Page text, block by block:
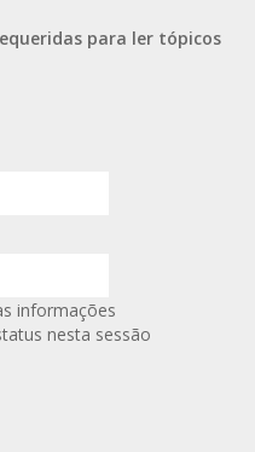
para ler tópicos
informações
nesta sessão